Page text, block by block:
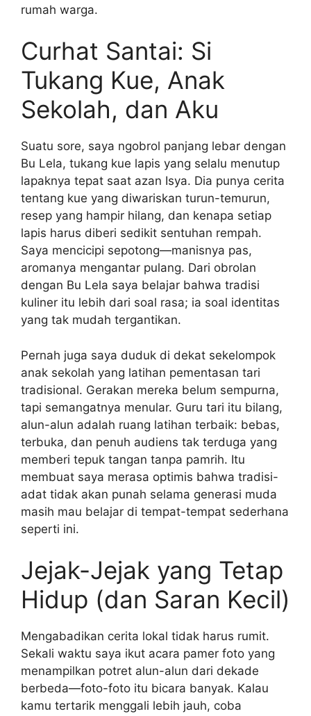
rumah warga.
Curhat Santai: Si
Tukang Kue, Anak
Sekolah, dan Aku
Suatu sore, saya ngobrol panjang lebar dengan
Bu Lela, tukang kue lapis yang selalu menutup
lapaknya tepat saat azan Isya. Dia punya cerita
tentang kue yang diwariskan turun-temurun,
resep yang hampir hilang, dan kenapa setiap
lapis harus diberi sedikit sentuhan rempah.
Saya mencicipi sepotong—manisnya pas,
aromanya mengantar pulang. Dari obrolan
dengan Bu Lela saya belajar bahwa tradisi
kuliner itu lebih dari soal rasa; ia soal identitas
yang tak mudah tergantikan.
Pernah juga saya duduk di dekat sekelompok
anak sekolah yang latihan pementasan tari
tradisional. Gerakan mereka belum sempurna,
tapi semangatnya menular. Guru tari itu bilang,
alun-alun adalah ruang latihan terbaik: bebas,
terbuka, dan penuh audiens tak terduga yang
memberi tepuk tangan tanpa pamrih. Itu
membuat saya merasa optimis bahwa tradisi-
adat tidak akan punah selama generasi muda
masih mau belajar di tempat-tempat sederhana
seperti ini.
Jejak-Jejak yang Tetap
Hidup (dan Saran Kecil)
Mengabadikan cerita lokal tidak harus rumit.
Sekali waktu saya ikut acara pamer foto yang
menampilkan potret alun-alun dari dekade
berbeda—foto-foto itu bicara banyak. Kalau
kamu tertarik menggali lebih jauh, coba